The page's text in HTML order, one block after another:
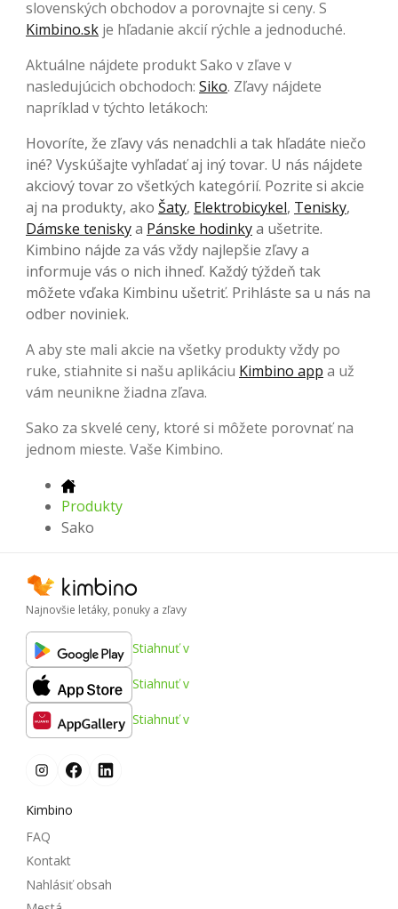
slovenských obchodov a porovnajte si ceny. S
Kimbino.sk je hľadanie akcií rýchle a jednoduché.
Aktuálne nájdete produkt Sako v zľave v
nasledujúcich obchodoch: Siko. Zľavy nájdete
napríklad v týchto letákoch:
Hovoríte, že zľavy vás nenadchli a tak hľadáte niečo
iné? Vyskúšajte vyhľadať aj iný tovar. U nás nájdete
akciový tovar zo všetkých kategórií. Pozrite si akcie
aj na produkty, ako Šaty, Elektrobicykel, Tenisky,
Dámske teniskya Pánske hodinkya ušetrite.
Kimbino nájde za vás vždy najlepšie zľavy a
informuje vás o nich ihneď. Každý týždeň tak
môžete vďaka Kimbinu ušetriť. Prihláste sa u nás na
odber noviniek.
A aby ste mali akcie na všetky produkty vždy po
ruke, stiahnite si našu aplikáciu Kimbino app a už
vám neunikne žiadna zľava.
Sako za skvelé ceny, ktoré si môžete porovnať na
jednom mieste. Vaše Kimbino.
Produkty
Sako
Najnovšie letáky, ponuky a zľavy
Stiahnuť v
Stiahnuť v
Stiahnuť v
Kimbino
FAQ
Kontakt
Nahlásiť obsah